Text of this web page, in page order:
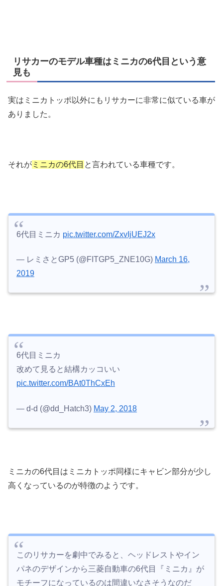
リサカーのモデル車種はミニカの6代目という意
見も
実はミニカトッポ以外にもリサカーに非常に似ている車が
ありました。
それが ミニカの6代目 と言われている車種です。
6代目ミニカ pic.twitter.com/ZxvIjUEJ2x
— レミさとGP5 (@FITGP5_ZNE10G) March 16,
2019
6代目ミニカ
改めて見ると結構カッコいい
pic.twitter.com/BAt0ThCxEh
— d-d (@dd_Hatch3) May 2, 2018
ミニカの6代目はミニカトッポ同様にキャビン部分が少し
高くなっているのが特徴のようです。
このリサカーを劇中でみると、ヘッドレストやイン
パネのデザインから三菱自動車の6代目『ミニカ』が
モチーフになっているのは間違いなさそうなのだ